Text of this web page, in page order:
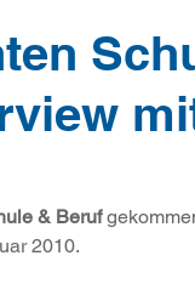
& Beruf
2010.